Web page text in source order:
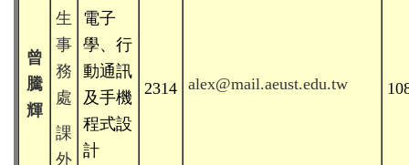
曾
騰
輝
生
事
務
處
課
外
電子
學、行
動通訊
及手機
程式設
計
2314 alex@mail.aeust.edu.tw